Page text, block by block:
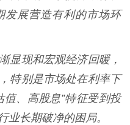
发展营造有利的市场环
现和宏观经济回暖，
特别是市场处在利率下
、高股息”特征受到投
业长期破净的困局。